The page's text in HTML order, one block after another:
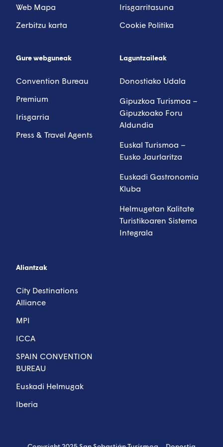
Web Mapa
Zerbitzu karta
Irisgarritasuna
Cookie Politika
Gure webguneak
Convention Bureau
Premium
Irisgarria
Press & Travel Agents
Laguntzaileak
Donostiako Udala
Gipuzkoa Turismoa –
Gipuzkoako Foru
Aldundia
Euskal Turismoa –
Eusko Jaurlaritza
Euskadi Gastronomia
Kluba
Helmugetan Kalitate
Turistikoaren Sistema
Integrala
Aliantzak
City Destinations
Alliance
MPI
ICCA
SPAIN CONVENTION
BUREAU
Euskadi Helmugak
Iberia